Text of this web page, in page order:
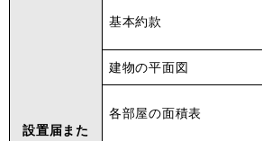
設置届また
基本約款
建物の平面図
各部屋の面積表